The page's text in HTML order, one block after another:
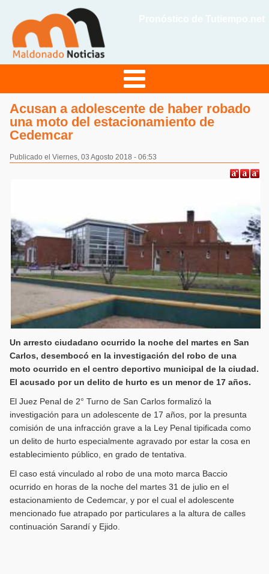
Acusan a adolescente de haber robado
una moto del estacionamiento de
Cedemcar
Publicado el Viernes, 03 Agosto 2018 - 06:53
Un arresto ciudadano ocurrido la noche del martes en San
Carlos, desembocó en la investigación del robo de una
moto ocurrido en el centro deportivo municipal de la ciudad.
El acusado por un delito de hurto es un menor de 17 años.
El Juez Penal de 2° Turno de San Carlos formalizó la
investigación para un adolescente de 17 años, por la presunta
comisión de una infracción grave a la Ley Penal tipificada como
un delito de hurto especialmente agravado por estar la cosa en
establecimiento público, en grado de tentativa.
El caso está vinculado al robo de una moto marca Baccio
ocurrido en horas de la noche del martes 31 de julio en el
estacionamiento de Cedemcar, y por el cual el adolescente
mencionado fue atrapado por particulares a la altura de calles
continuación Sarandí y Ejido.